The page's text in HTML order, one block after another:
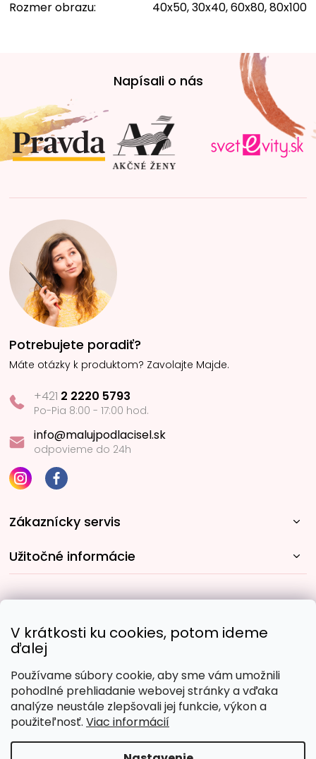
V krátkosti ku cookies, potom ideme
ďalej
Používame súbory cookie, aby sme vám umožnili
pohodlné prehliadanie webovej stránky a vďaka
analýze neustále zlepšovali jej funkcie, výkon a
použiteľnosť. Viac informácií
Rozmer obrazu: 40x50, 30x40, 60x80, 80x100
t
i
e
Napísali o nás
Potrebujete poradiť?
Máte otázky k produktom? Zavolajte Majde.
+421 2 2220 5793
Po-Pia 8:00 - 17:00 hod.
info@malujpodlacisel.sk
odpovieme do 24h
Zákaznícky servis
Užitočné informácie
Obľúbené spôsoby platby: